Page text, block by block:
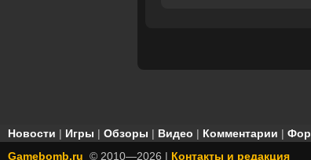
Новости | Игры | Обзоры | Видео | Комментарии |
Gamebomb.ru © 2010—2026 | Контакты и редакция